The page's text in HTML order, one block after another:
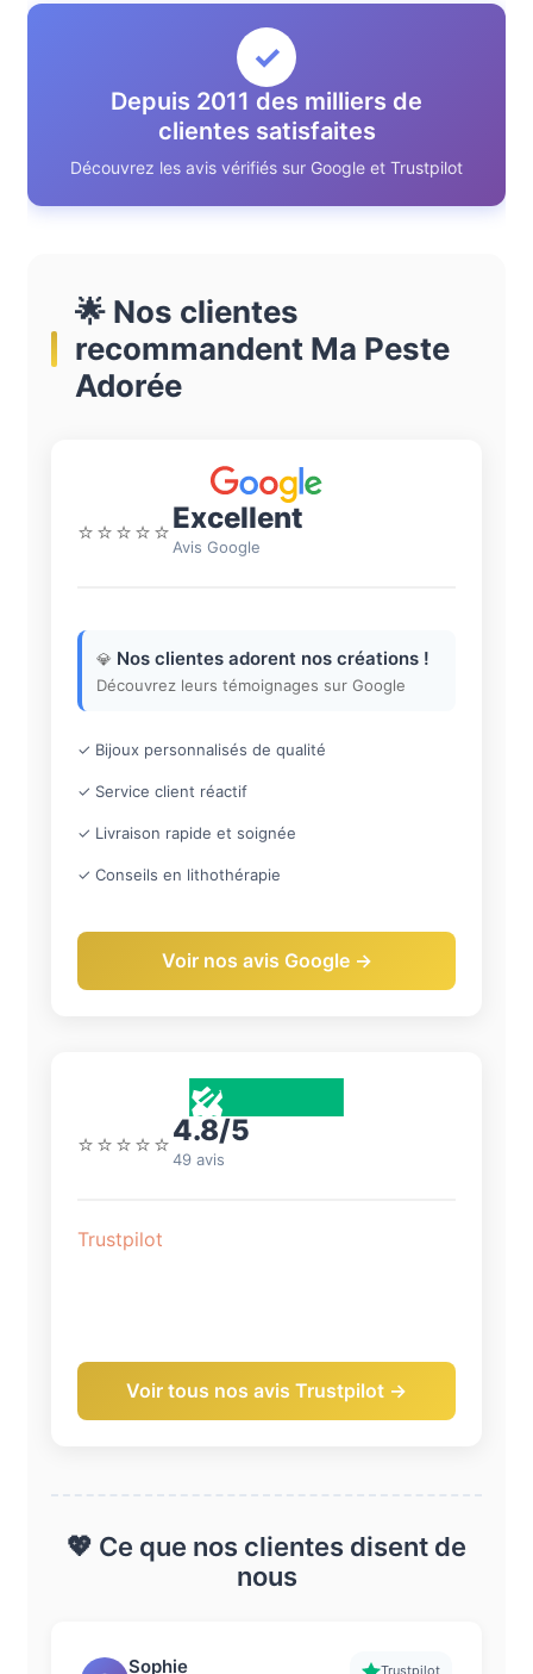
✓
Depuis 2011 des milliers de
clientes satisfaites
Découvrez les avis vérifiés sur Google et Trustpilot
🌟 Nos clientes
recommandent Ma Peste
Adorée
⭐⭐⭐⭐⭐Excellent
Avis Google
💎 Nos clientes adorent nos créations !
Découvrez leurs témoignages sur Google
✓ Bijoux personnalisés de qualité
✓ Service client réactif
✓ Livraison rapide et soignée
✓ Conseils en lithothérapie
Voir nos avis Google →
⭐⭐⭐⭐⭐4.8/5
49 avis
Trustpilot
Voir tous nos avis Trustpilot →
💖 Ce que nos clientes disent de
nous
Sophie Trustpilot